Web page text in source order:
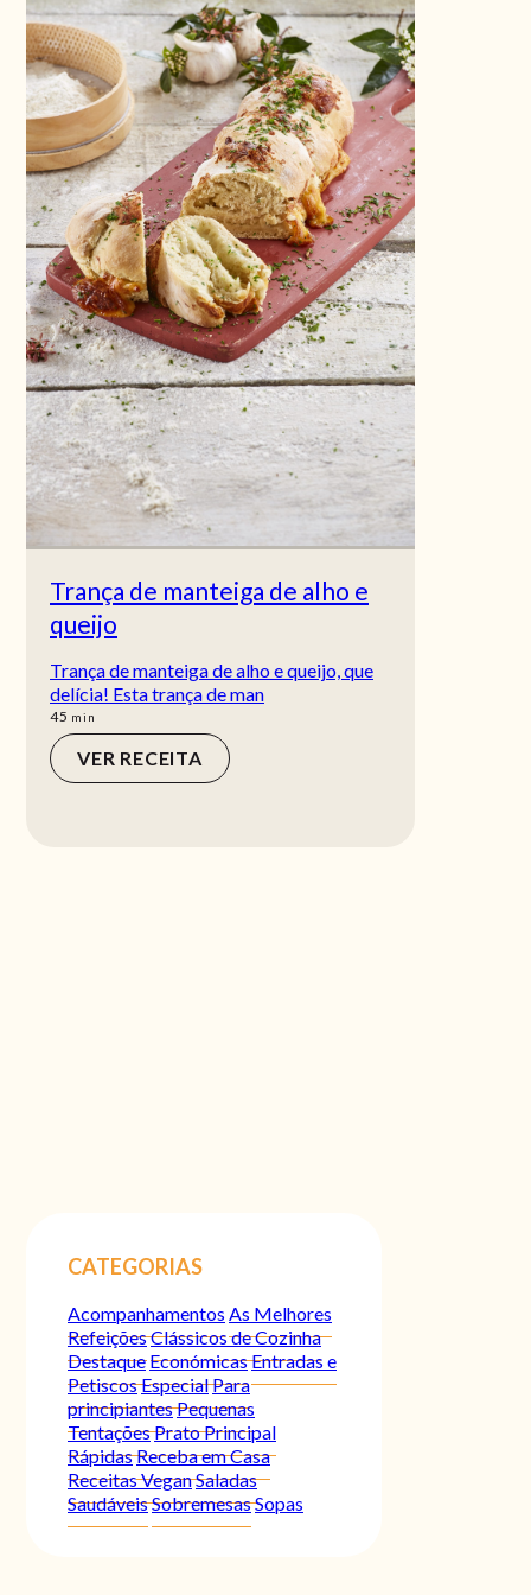
Trança de manteiga de alho e
queijo
Trança de manteiga de alho e queijo, que
delícia! Esta trança de man
45 min
min
VER RECEITA
CATEGORIAS
Acompanhamentos As Melhores
RefeiçõesClássicos de Cozinha
Destaque EconómicasEntradas e
PetiscosEspecialPara
principiantesPequenas
TentaçõesPrato Principal
RápidasReceba em Casa
Receitas VeganSaladas
SaudáveisSobremesasSopas